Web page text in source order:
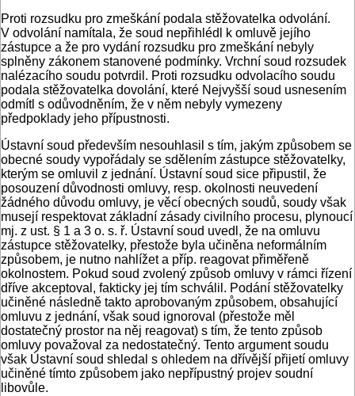
Proti rozsudku pro zmeškání podala stěžovatelka odvolání.
V odvolání namítala, že soud nepřihlédl k omluvě jejího
zástupce a že pro vydání rozsudku pro zmeškání nebyly
splněny zákonem stanovené podmínky. Vrchní soud rozsudek
nalézacího soudu potvrdil. Proti rozsudku odvolacího soudu
podala stěžovatelka dovolání, které Nejvyšší soud usnesením
odmítl s odůvodněním, že v něm nebyly vymezeny
předpoklady jeho přípustnosti.
Ústavní soud především nesouhlasil s tím, jakým způsobem se
obecné soudy vypořádaly se sdělením zástupce stěžovatelky,
kterým se omluvil z jednání. Ústavní soud sice připustil, že
posouzení důvodnosti omluvy, resp. okolnosti neuvedení
žádného důvodu omluvy, je věcí obecných soudů, soudy však
musejí respektovat základní zásady civilního procesu, plynoucí
mj. z ust. § 1 a 3 o. s. ř. Ústavní soud uvedl, že na omluvu
zástupce stěžovatelky, přestože byla učiněna neformálním
způsobem, je nutno nahlížet a příp. reagovat přiměřeně
okolnostem. Pokud soud zvolený způsob omluvy v rámci řízení
dříve akceptoval, fakticky jej tím schválil. Podání stěžovatelky
učiněné následně takto aprobovaným způsobem, obsahující
omluvu z jednání, však soud ignoroval (přestože měl
dostatečný prostor na něj reagovat) s tím, že tento způsob
omluvy považoval za nedostatečný. Tento argument soudu
však Ústavní soud shledal s ohledem na dřívější přijetí omluvy
učiněné tímto způsobem jako nepřípustný projev soudní
libovůle.